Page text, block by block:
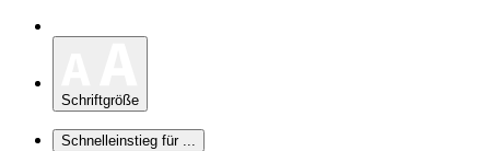
Schriftgröße
Schnelleinstieg für ...